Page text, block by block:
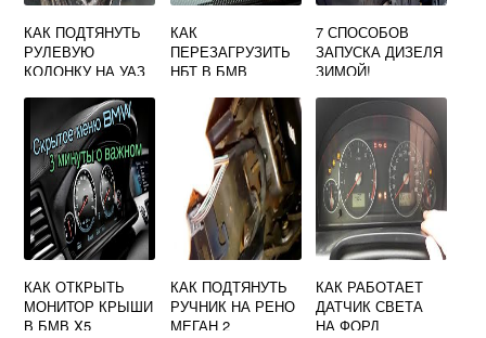
КАК ПОДТЯНУТЬ
РУЛЕВУЮ
КОЛОНКУ НА УАЗ
КАК
ПЕРЕЗАГРУЗИТЬ
НБТ В БМВ
7 СПОСОБОВ
ЗАПУСКА ДИЗЕЛЯ
ЗИМОЙ!
КАК ОТКРЫТЬ
МОНИТОР КРЫШИ
В БМВ X5
КАК ПОДТЯНУТЬ
РУЧНИК НА РЕНО
МЕГАН 2
КАК РАБОТАЕТ
ДАТЧИК СВЕТА
НА ФОРД